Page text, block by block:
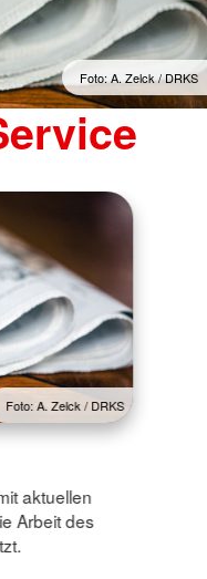
Foto: A. Zelck / DRKS
Foto: A. Zelck / DRKS
aktuellen
Arbeit des